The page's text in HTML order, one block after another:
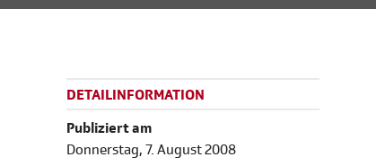
DETAILINFORMATION
Publiziert am
Donnerstag, 7. August 2008